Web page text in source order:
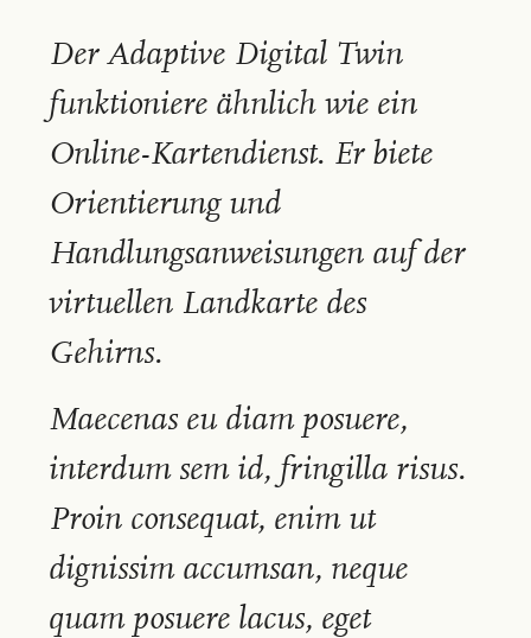
Der Adaptive Digital Twin
funktioniere ähnlich wie ein
Online-Kartendienst. Er biete
Orientierung und
Handlungsanweisungen auf der
virtuellen Landkarte des
Gehirns.
Maecenas eu diam posuere,
interdum sem id, fringilla risus.
Proin consequat, enim ut
dignissim accumsan, neque
quam posuere lacus, eget